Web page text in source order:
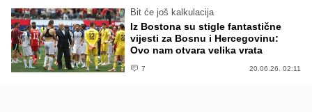
Bit će još kalkulacija
Iz Bostona su stigle fantastične
vijesti za Bosnu i Hercegovinu:
Ovo nam otvara velika vrata
7 20.06.26. 02:11